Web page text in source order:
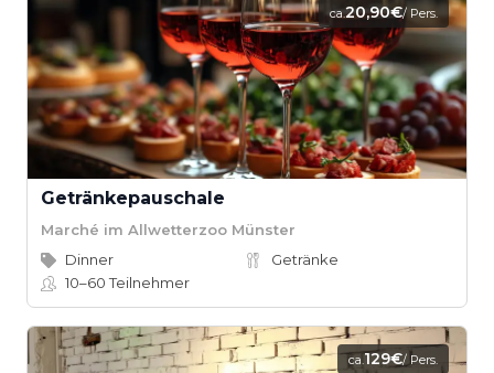
ca.20,90€/ Pers.
Getränkepauschale
Marché im Allwetterzoo Münster
Dinner
Getränke
10–60Teilnehmer
ca.129€/ Pers.